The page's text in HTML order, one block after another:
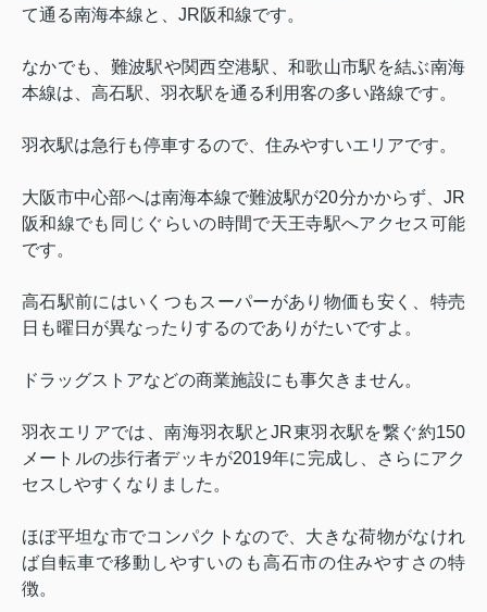
て通る南海本線と、 JR阪和線です。
なかでも、難波駅や関西空港駅、和歌山市駅を結ぶ南海
本線は、高石駅、羽衣駅を通る利用客の多い路線です。
羽衣駅は急行も停車するので、住みやすいエリアです。
大阪市中心部へは南海本線で難波駅が20分かからず、JR
阪和線でも同じぐらいの時間で天王寺駅へアクセス可能
です。
高石駅前にはいくつもスーパーがあり物価も安く、特売
日も曜日が異なったりするのでありがたいですよ。
ドラッグストアなどの商業施設にも事欠きません。
羽衣エリアでは、南海羽衣駅とJR東羽衣駅を繋ぐ約150
メートルの歩行者デッキが2019年に完成し、さらにアク
セスしやすくなりました。
ほぼ平坦な市でコンパクトなので、大きな荷物がなけれ
ば自転車で移動しやすいのも高石市の住みやすさの特
徴。